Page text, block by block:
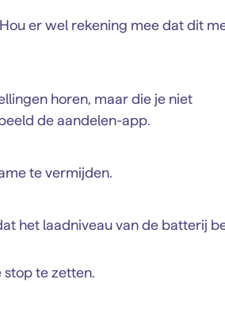
er wel rekening mee dat dit
horen, maar die je niet
de aandelen-app.
te vermijden.
het laadniveau van de batterij
stop te zetten.